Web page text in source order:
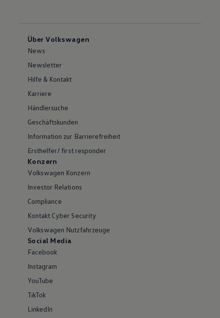
Über Volkswagen
News
Newsletter
Hilfe & Kontakt
Karriere
Händlersuche
Geschäftskunden
Information zur Barrierefreiheit
Ersthelfer/ first responder
Konzern
Volkswagen Konzern
Investor Relations
Compliance
Kontakt Cyber Security
Volkswagen Nutzfahrzeuge
Social Media
Facebook
Instagram
YouTube
TikTok
LinkedIn